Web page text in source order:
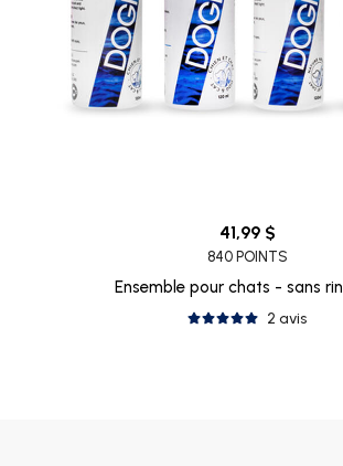
41,99 $
840 POINTS
Ensemble pour chats - sans
2 avis